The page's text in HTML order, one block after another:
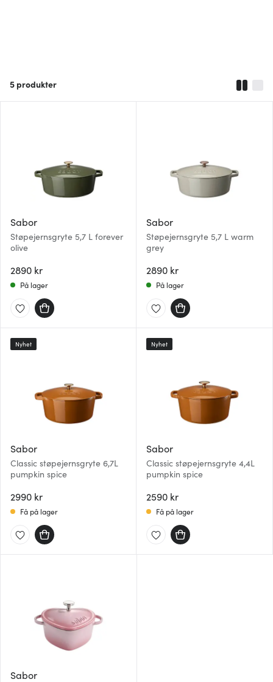
5 produkter
Sabor
Støpejernsgryte 5,7 L forever
olive
2890 kr
På lager
Sabor
Støpejernsgryte 5,7 L warm
grey
2890 kr
På lager
Sabor
Classic støpejernsgryte 6,7L
pumpkin spice
2990 kr
Nyhet
Få på lager
Sabor
Classic støpejernsgryte 4,4L
pumpkin spice
2590 kr
Nyhet
Få på lager
Sabor